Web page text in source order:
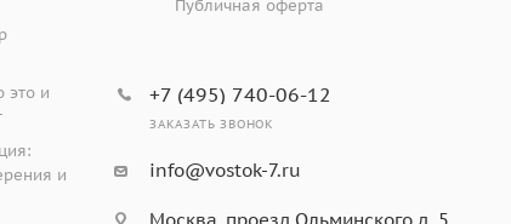
это и
и
Публичная оферта
+7 (495) 740-06-12
ЗАКАЗАТЬ ЗВОНОК
info@vostok-7.ru